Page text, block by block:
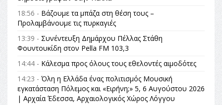
18:56 - Βάζουμε τα μπάζα στη θέση τους –
Προλαμβάνουμε τις πυρκαγιές
13:39 - Συνέντευξη Δημάρχου Πέλλας Στάθη
Φουντουκίδη στον Pella FM 103,3
14:44 - Κάλεσμα προς όλους τους εθελοντές αιμοδότες
14:23 - Όλη η Ελλάδα ένας πολιτισμός Μουσική
εγκατάσταση Πόλεμος και «Ειρήνη;» 5, 6 Αυγούστου 2026
| Αρχαία Έδεσσα, Αρχαιολογικός Χώρος Λόγγου